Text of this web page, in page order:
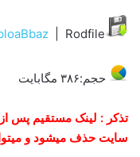
| Rodfile
حجم:۳۸۶ مگابایت
تذکر : لینک مستقیم پس
سایت حذف میشود و